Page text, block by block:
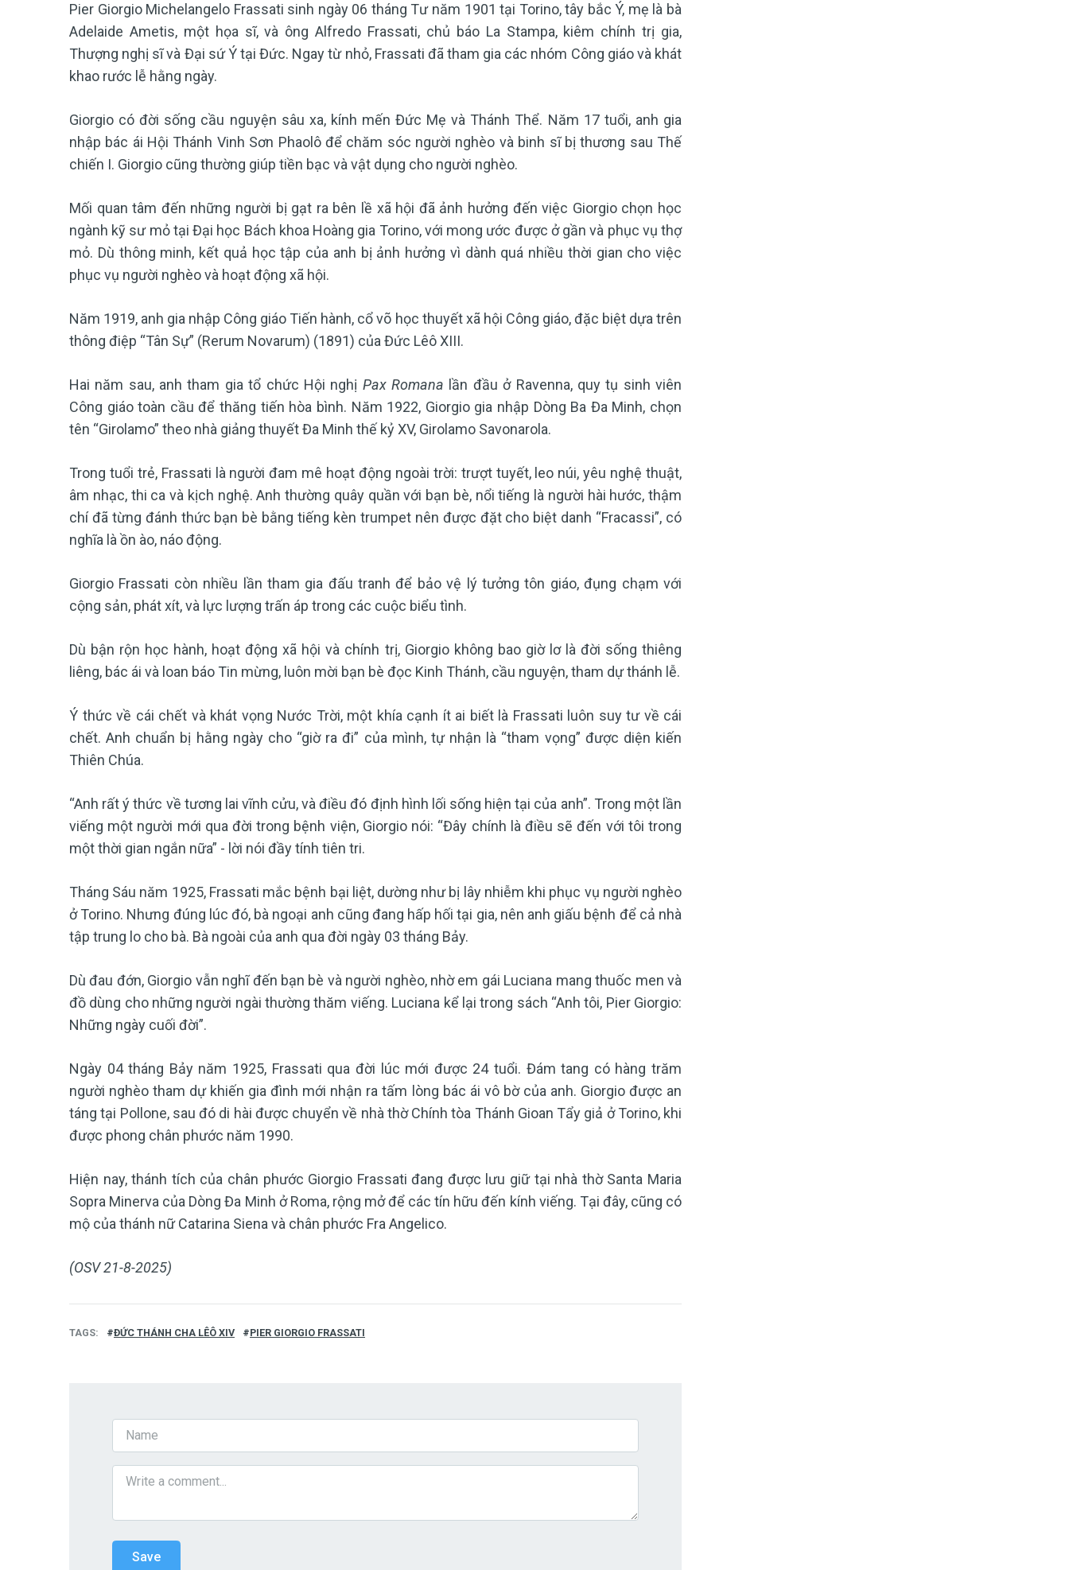
Pier Giorgio Michelangelo Frassati sinh ngày 06 tháng Tư năm 1901 tại Torino, tây bắc Ý, mẹ là bà
Adelaide Ametis, một họa sĩ, và ông Alfredo Frassati, chủ báo La Stampa, kiêm chính trị gia,
Thượng nghị sĩ và Đại sứ Ý tại Đức. Ngay từ nhỏ, Frassati đã tham gia các nhóm Công giáo và khát
khao rước lễ hằng ngày.
Giorgio có đời sống cầu nguyện sâu xa, kính mến Đức Mẹ và Thánh Thể. Năm 17 tuổi, anh gia
nhập bác ái Hội Thánh Vinh Sơn Phaolô để chăm sóc người nghèo và binh sĩ bị thương sau Thế
chiến I. Giorgio cũng thường giúp tiền bạc và vật dụng cho người nghèo.
Mối quan tâm đến những người bị gạt ra bên lề xã hội đã ảnh hưởng đến việc Giorgio chọn học
ngành kỹ sư mỏ tại Đại học Bách khoa Hoàng gia Torino, với mong ước được ở gần và phục vụ thợ
mỏ. Dù thông minh, kết quả học tập của anh bị ảnh hưởng vì dành quá nhiều thời gian cho việc
phục vụ người nghèo và hoạt động xã hội.
Năm 1919, anh gia nhập Công giáo Tiến hành, cổ võ học thuyết xã hội Công giáo, đặc biệt dựa trên
thông điệp “Tân Sự” (Rerum Novarum) (1891) của Đức Lêô XIII.
Hai năm sau, anh tham gia tổ chức Hội nghị Pax Romana lần đầu ở Ravenna, quy tụ sinh viên
Công giáo toàn cầu để thăng tiến hòa bình. Năm 1922, Giorgio gia nhập Dòng Ba Đa Minh, chọn
tên “Girolamo” theo nhà giảng thuyết Đa Minh thế kỷ XV, Girolamo Savonarola.
Trong tuổi trẻ, Frassati là người đam mê hoạt động ngoài trời: trượt tuyết, leo núi, yêu nghệ thuật,
âm nhạc, thi ca và kịch nghệ. Anh thường quây quần với bạn bè, nổi tiếng là người hài hước, thậm
chí đã từng đánh thức bạn bè bằng tiếng kèn trumpet nên được đặt cho biệt danh “Fracassi”, có
nghĩa là ồn ào, náo động.
Giorgio Frassati còn nhiều lần tham gia đấu tranh để bảo vệ lý tưởng tôn giáo, đụng chạm với
cộng sản, phát xít, và lực lượng trấn áp trong các cuộc biểu tình.
Dù bận rộn học hành, hoạt động xã hội và chính trị, Giorgio không bao giờ lơ là đời sống thiêng
liêng, bác ái và loan báo Tin mừng, luôn mời bạn bè đọc Kinh Thánh, cầu nguyện, tham dự thánh lễ.
Ý thức về cái chết và khát vọng Nước Trời, một khía cạnh ít ai biết là Frassati luôn suy tư về cái
chết. Anh chuẩn bị hằng ngày cho “giờ ra đi” của mình, tự nhận là “tham vọng” được diện kiến
Thiên Chúa.
“Anh rất ý thức về tương lai vĩnh cửu, và điều đó định hình lối sống hiện tại của anh”. Trong một lần
viếng một người mới qua đời trong bệnh viện, Giorgio nói: “Đây chính là điều sẽ đến với tôi trong
một thời gian ngắn nữa” - lời nói đầy tính tiên tri.
Tháng Sáu năm 1925, Frassati mắc bệnh bại liệt, dường như bị lây nhiễm khi phục vụ người nghèo
ở Torino. Nhưng đúng lúc đó, bà ngoại anh cũng đang hấp hối tại gia, nên anh giấu bệnh để cả nhà
tập trung lo cho bà. Bà ngoài của anh qua đời ngày 03 tháng Bảy.
Dù đau đớn, Giorgio vẫn nghĩ đến bạn bè và người nghèo, nhờ em gái Luciana mang thuốc men và
đồ dùng cho những người ngài thường thăm viếng. Luciana kể lại trong sách “Anh tôi, Pier Giorgio:
Những ngày cuối đời”.
Ngày 04 tháng Bảy năm 1925, Frassati qua đời lúc mới được 24 tuổi. Đám tang có hàng trăm
người nghèo tham dự khiến gia đình mới nhận ra tấm lòng bác ái vô bờ của anh. Giorgio được an
táng tại Pollone, sau đó di hài được chuyển về nhà thờ Chính tòa Thánh Gioan Tẩy giả ở Torino, khi
được phong chân phước năm 1990.
Hiện nay, thánh tích của chân phước Giorgio Frassati đang được lưu giữ tại nhà thờ Santa Maria
Sopra Minerva của Dòng Đa Minh ở Roma, rộng mở để các tín hữu đến kính viếng. Tại đây, cũng có
mộ của thánh nữ Catarina Siena và chân phước Fra Angelico.
(OSV 21-8-2025)
TAGS ĐỨC THÁNH CHA LÊÔ XIV PIER GIORGIO FRASSATI